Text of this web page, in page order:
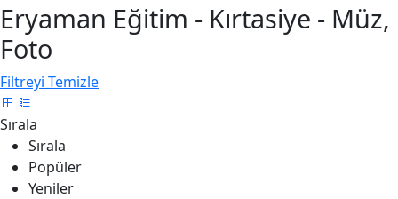
Eryaman Eğitim - Kırtasiye - Müz,
Foto
Filtreyi Temizle
Sırala
Sırala
Popüler
Yeniler